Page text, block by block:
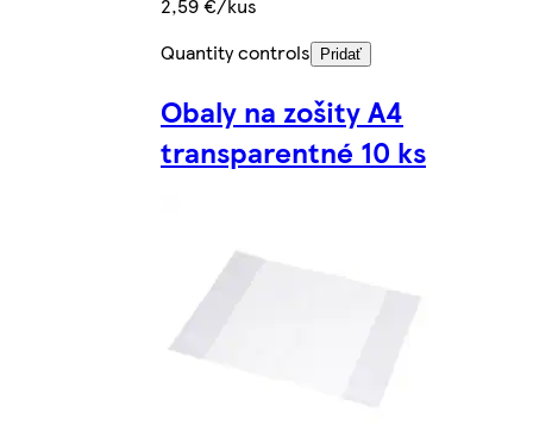
2,59 €/kus
Quantity controls
Pridať
Obaly na zošity A4
transparentné 10 ks